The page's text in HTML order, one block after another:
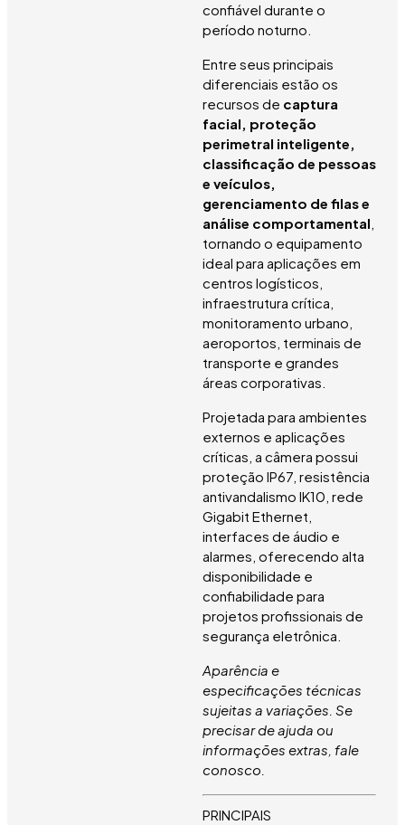
confiável durante o
período noturno.
Entre seus principais
diferenciais estão os
recursos de captura
facial, proteção
perimetral inteligente,
classificação de pessoas
e veículos,
gerenciamento de filas e
análise comportamental
tornando o equipamento
ideal para aplicações em
centros logísticos,
infraestrutura crítica,
monitoramento urbano,
aeroportos, terminais de
transporte e grandes
áreas corporativas.
Projetada para ambientes
externos e aplicações
críticas, a câmera possui
proteção IP67, resistência
antivandalismo IK10, rede
Gigabit Ethernet,
interfaces de áudio e
alarmes, oferecendo alta
disponibilidade e
confiabilidade para
projetos profissionais de
segurança eletrônica.
Aparência e
especificações técnicas
sujeitas a variações. Se
precisar de ajuda ou
informações extras, fale
conosco.
PRINCIPAIS